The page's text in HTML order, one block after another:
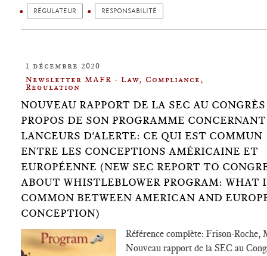
RÉGULATEUR RESPONSABILITÉ
1 décembre 2020
Newsletter MAFR - Law, Compliance,
Regulation
NOUVEAU RAPPORT DE LA SEC AU
PROPOS DE SON PROGRAMME
LANCEURS D'ALERTE: CE QUI EST COMMUN
ENTRE LES CONCEPTIONS AMÉRICAINE ET
EUROPÉENNE (NEW SEC REPORT TO
ABOUT WHISTLEBLOWER PROGRAM: WHAT
COMMON BETWEEN AMERICAN AND
CONCEPTION)
Référence complète: Frison-Roche,
Nouveau rapport de la SEC au